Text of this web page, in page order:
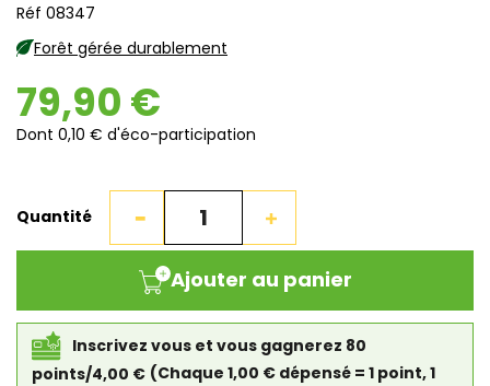
Réf 08347
Forêt gérée durablement
79,90 €
Dont 0,10 € d'éco-participation
Quantité
Ajouter au panier
Inscrivez vous et vous gagnerez 80
points/4,00 € (Chaque 1,00 € dépensé = 1 point, 1